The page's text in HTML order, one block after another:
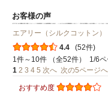
お客様の声
エアリー（シルクコットン
4.4
(52件)
1件～10件 （全52件） 1/6ペ
1 2 3 4 5 次へ 次の5ページへ
おすすめ度